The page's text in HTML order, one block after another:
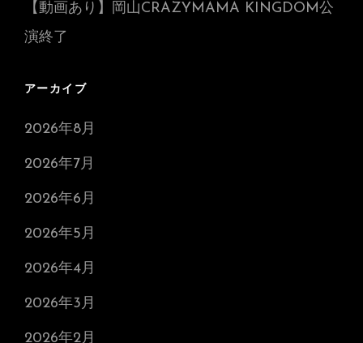
【動画あり】岡山CRAZYMAMA KINGDOM公
演終了
アーカイブ
2026年8月
2026年7月
2026年6月
2026年5月
2026年4月
2026年3月
2026年2月